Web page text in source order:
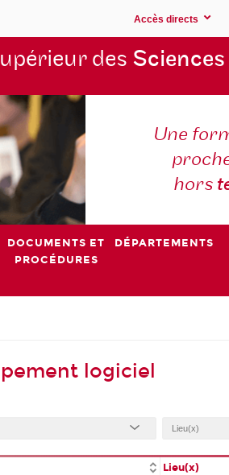
Accès directs
des
Une
hors
DOCUMENTS ET
PROCÉDURES
DÉPARTEMENTS
logiciel
Lieu(x)